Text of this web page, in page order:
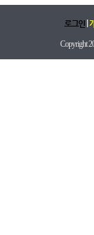
로그인|
Copyright